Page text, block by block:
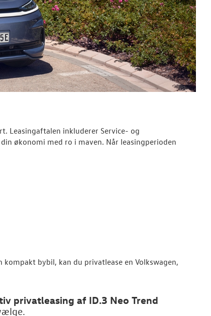
Leasingaftalen inkluderer Service- og
økonomi med ro i maven. Når leasingperioden
bybil, kan du privatlease en Volkswagen,
privatleasing af ID.3 Neo Trend